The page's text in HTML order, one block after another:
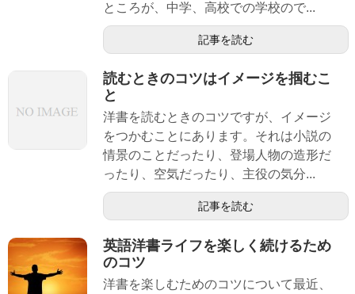
ところが、中学、高校での学校ので...
記事を読む
読むときのコツはイメージを掴むこ
と
洋書を読むときのコツですが、イメージ
をつかむことにあります。それは小説の
情景のことだったり、登場人物の造形だ
ったり、空気だったり、主役の気分...
記事を読む
英語洋書ライフを楽しく続けるため
のコツ
洋書を楽しむためのコツについて最近、